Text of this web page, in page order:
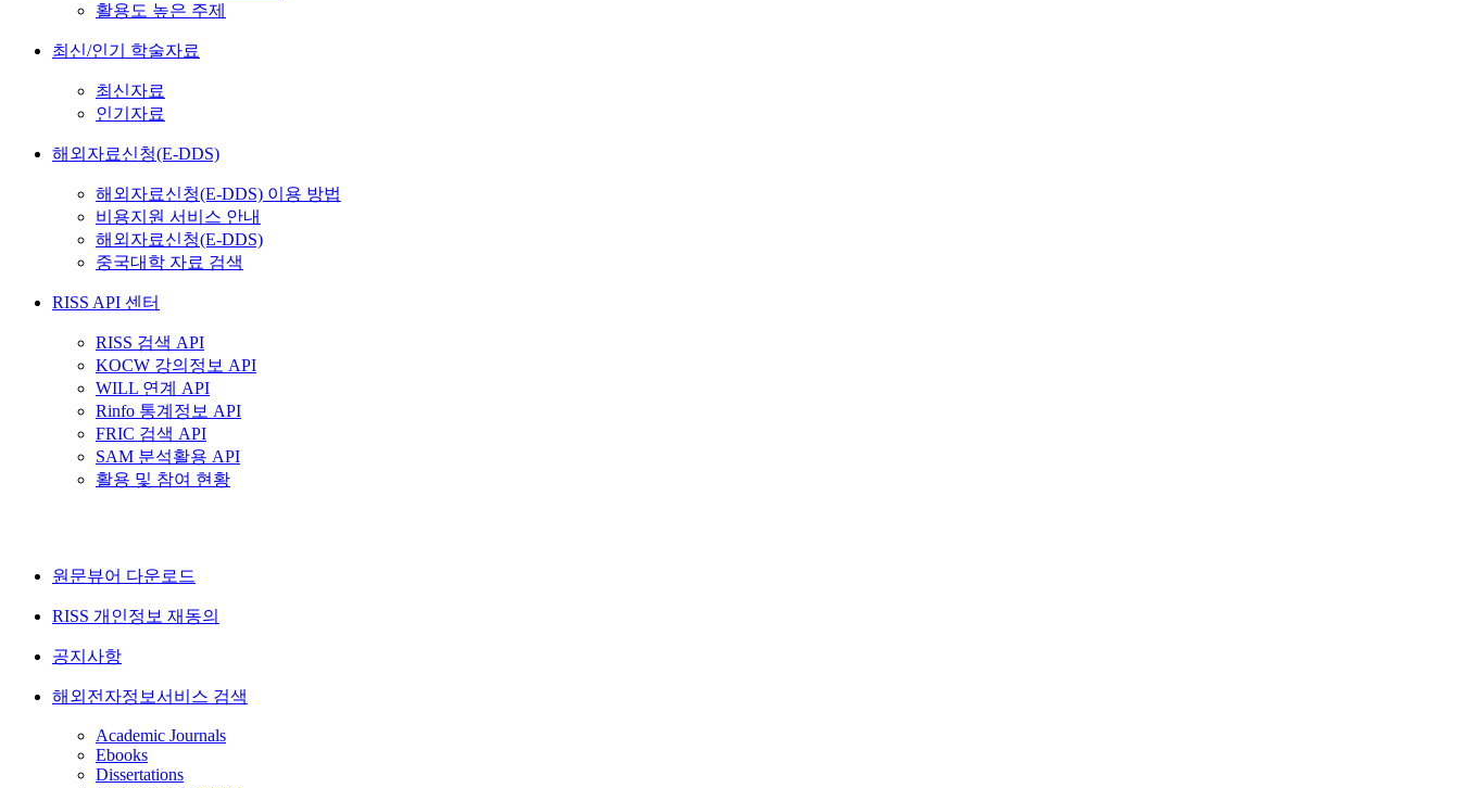
활용도 높은 주제
최신/인기 학술자료
최신자료
인기자료
해외자료신청(E-DDS)
해외자료신청(E-DDS) 이용 방법
비용지원 서비스 안내
해외자료신청(E-DDS)
중국대학 자료 검색
RISS API 센터
RISS 검색 API
KOCW 강의정보 API
WILL 연계 API
Rinfo 통계정보 API
FRIC 검색 API
SAM 분석활용 API
활용 및 참여 현황
원문뷰어 다운로드
RISS 개인정보 재동의
공지사항
해외전자정보서비스 검색
Academic Journals
Ebooks
Dissertations